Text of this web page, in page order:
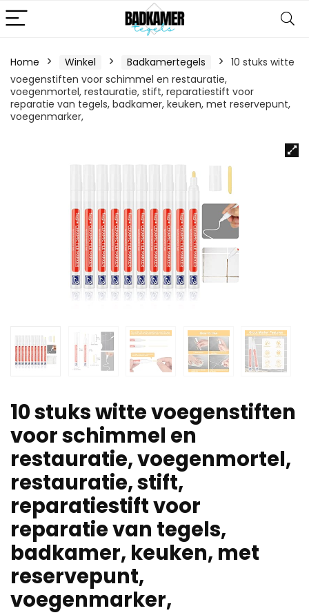
Home Winkel Badkamertegels
10 stuks witte
voegenstiften voor schimmel en restauratie,
voegenmortel, restauratie, stift, reparatiestift voor
reparatie van tegels, badkamer, keuken, met reservepunt,
voegenmarker,
10 stuks witte voegenstiften
voor schimmel en
restauratie, voegenmortel,
restauratie, stift,
reparatiestift voor
reparatie van tegels,
badkamer, keuken, met
reservepunt,
voegenmarker,